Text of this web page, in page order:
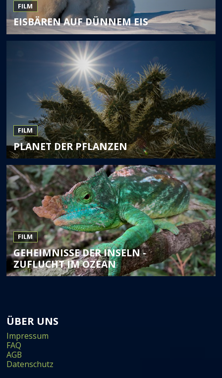
FILM
EISBÄREN AUF DÜNNEM EIS
FILM
PLANET DER PFLANZEN
FILM
GEHEIMNISSE DER INSELN -
ZUFLUCHT IM OZEAN
ÜBER UNS
Impressum
FAQ
AGB
Datenschutz